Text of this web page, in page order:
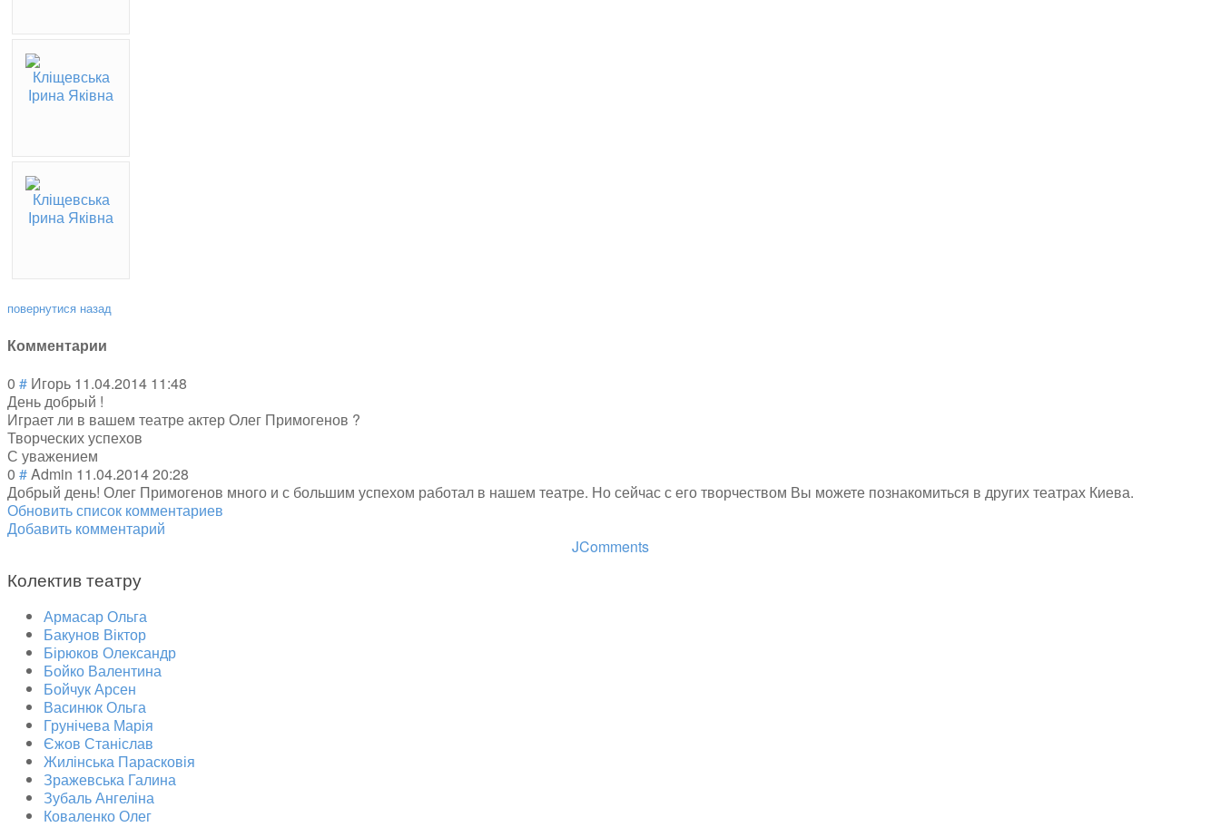
повернутися назад
Комментарии
0 # Игорь 11.04.2014 11:48
День добрый !
Играет ли в вашем театре актер Олег Примогенов ?
Творческих успехов
С уважением
0 #Admin 11.04.2014 20:28
Добрый день! Олег Примогенов много и с большим успехом работал в нашем театре. Но сейчас с его творчеством Вы можете познакомиться в других театрах Киева.
Обновить список комментариев
Добавить комментарий
JComments
Колектив театру
Армасар Ольга
Бакунов Віктор
Бірюков Олександр
Бойко Валентина
Бойчук Арсен
Васинюк Ольга
Грунічева Марія
Єжов Станіслав
Жилінська Парасковія
Зражевська Галина
Зубаль Ангеліна
Коваленко Олег